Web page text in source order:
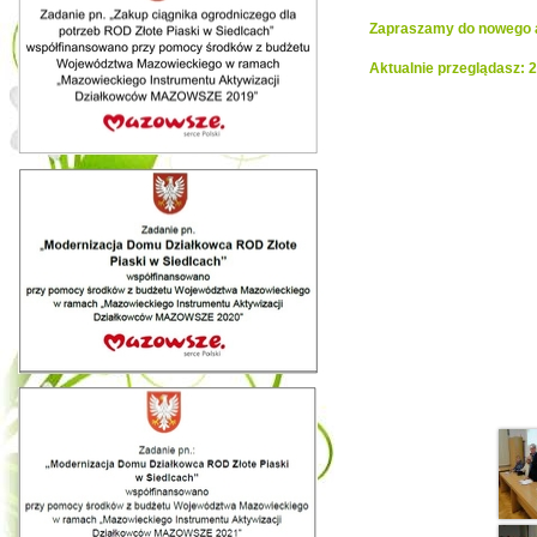
Zapraszamy do nowego
Aktualnie przeglądasz: